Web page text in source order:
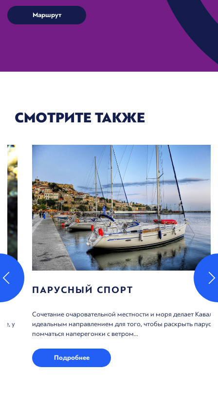
СМОТРИТЕ ТАКЖЕ
ПАРУСНЫЙ СПОРТ
Сочетание очаровательной местности и моря делает Кавалу
идеальным направлением для того, чтобы раскрыть паруса и
помчаться наперегонки с ветром...
Подробнее